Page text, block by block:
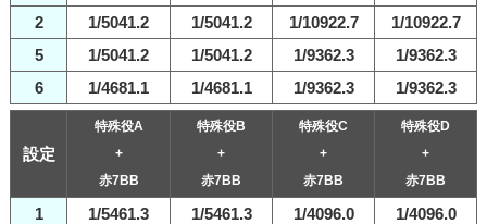
2
1/5041.2 1/5041.2 1/10922.7
1/10922.7
5
1/5041.2 1/5041.2 1/9362.3
1/9362.3
6
1/4681.1 1/4681.1 1/9362.3 1/9362.3
設定
特殊役A
+
赤7BB
特殊役B
+
赤7BB
特殊役C
+
赤7BB
特殊役D
+
赤7BB
1 1/5461.3 1/5461.3 1/4096.0
1/4096.0